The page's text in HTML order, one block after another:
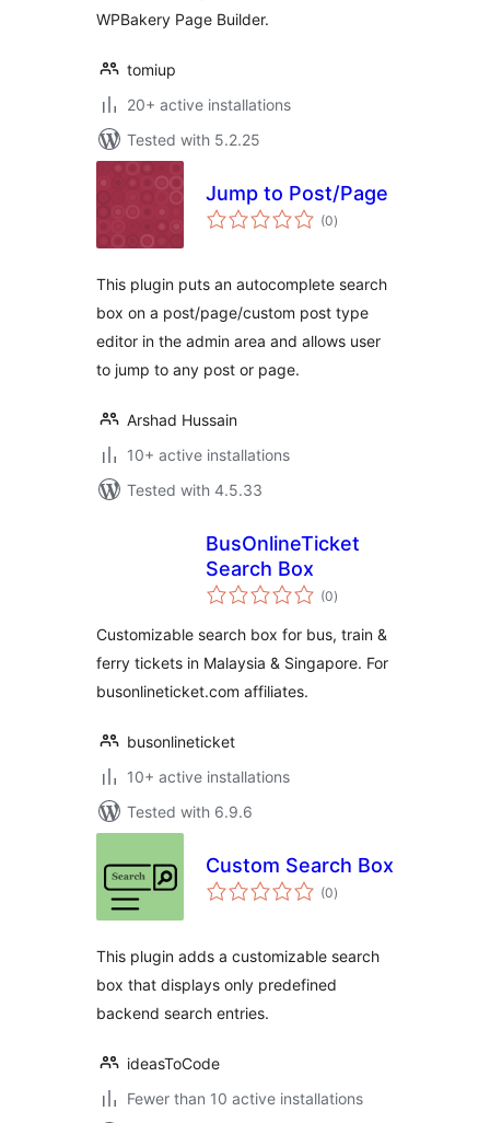
WPBakery Page Builder.
tomiup
20+ active installations
Tested with 5.2.25
Jump to Post/Page
(0total
ratings
)
This plugin puts an autocomplete search
box on a post/page/custom post type
editor in the admin area and allows user
to jump to any post or page.
Arshad Hussain
10+ active installations
Tested with 4.5.33
BusOnlineTicket
Search Box
(0total
ratings
)
Customizable search box for bus, train &
ferry tickets in Malaysia & Singapore. For
busonlineticket.com affiliates.
busonlineticket
10+ active installations
Tested with 6.9.6
Custom Search Box
(0total
ratings
)
This plugin adds a customizable search
box that displays only predefined
backend search entries.
ideasToCode
Fewer than 10 active installations